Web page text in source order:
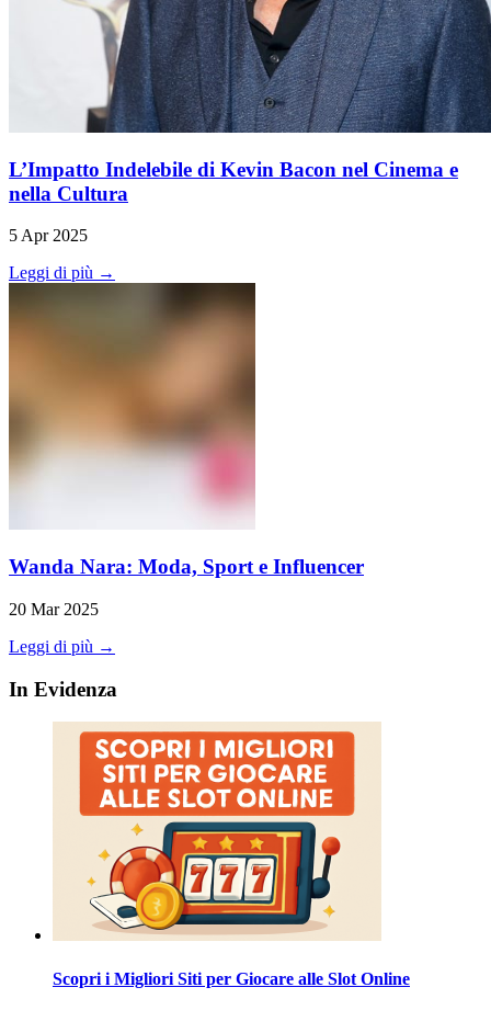
L’Impatto Indelebile di Kevin Bacon nel Cinema e
nella Cultura
5 Apr 2025
Leggi di più →
Wanda Nara: Moda, Sport e Influencer
20 Mar 2025
Leggi di più →
In Evidenza
Scopri i Migliori Siti per Giocare alle Slot Online